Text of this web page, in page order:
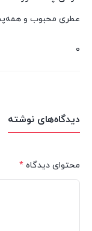
عطری محبوب و
0
دیدگاه‌های نوشته
محتوای دیدگاه *